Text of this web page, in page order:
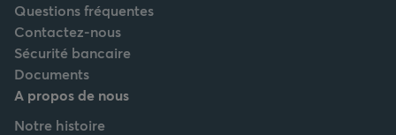
Questions fréquentes
Contactez-nous
Sécurité bancaire
Documents
A propos de nous
Notre histoire